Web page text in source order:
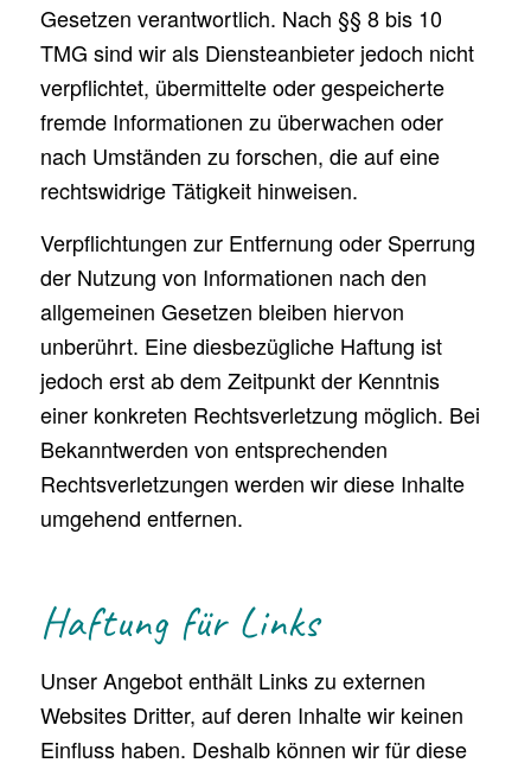
Gesetzen verantwortlich. Nach §§ 8 bis 10
TMG sind wir als Diensteanbieter jedoch nicht
verpflichtet, übermittelte oder gespeicherte
fremde Informationen zu überwachen oder
nach Umständen zu forschen, die auf eine
rechtswidrige Tätigkeit hinweisen.
Verpflichtungen zur Entfernung oder Sperrung
der Nutzung von Informationen nach den
allgemeinen Gesetzen bleiben hiervon
unberührt. Eine diesbezügliche Haftung ist
jedoch erst ab dem Zeitpunkt der Kenntnis
einer konkreten Rechtsverletzung möglich. Bei
Bekanntwerden von entsprechenden
Rechtsverletzungen werden wir diese Inhalte
umgehend entfernen.
Haftung für Links
Unser Angebot enthält Links zu externen
Websites Dritter, auf deren Inhalte wir keinen
Einfluss haben. Deshalb können wir für diese